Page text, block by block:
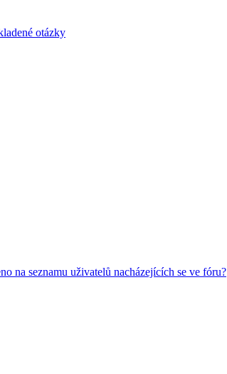
otázky
na seznamu uživatelů nacházejících se ve fóru?